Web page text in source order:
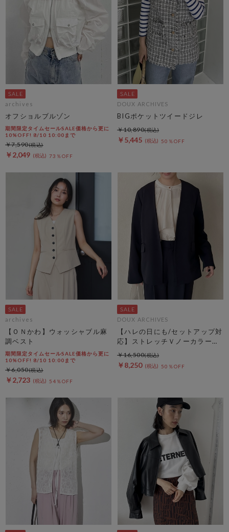
archives
オフショルブルゾン
期間限定タイムセールSALE価格から更に
10%OFF! 8/10 10:00まで
￥2,049 73％OFF
￥7,590
DOUX ARCHIVES
BIGポケットツイードジレ
￥5,445 50％OFF
￥10,890
archives
【ＯＮかわ】ウォッシャブル麻
調ベスト
期間限定タイムセールSALE価格から更に
10%OFF! 8/10 10:00まで
￥2,723 54％OFF
￥6,050
DOUX ARCHIVES
【ハレの日にも/セットアップ対
応】ストレッチＶノーカラージ
ャケット
￥8,250 50％OFF
￥16,500